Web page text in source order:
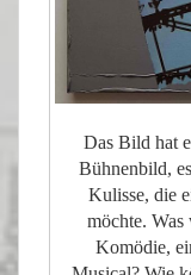
Das Bild hat
Bühnenbild,
Kulisse, die
möchte.
Komödie,